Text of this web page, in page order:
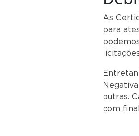
As
para
outras.
com